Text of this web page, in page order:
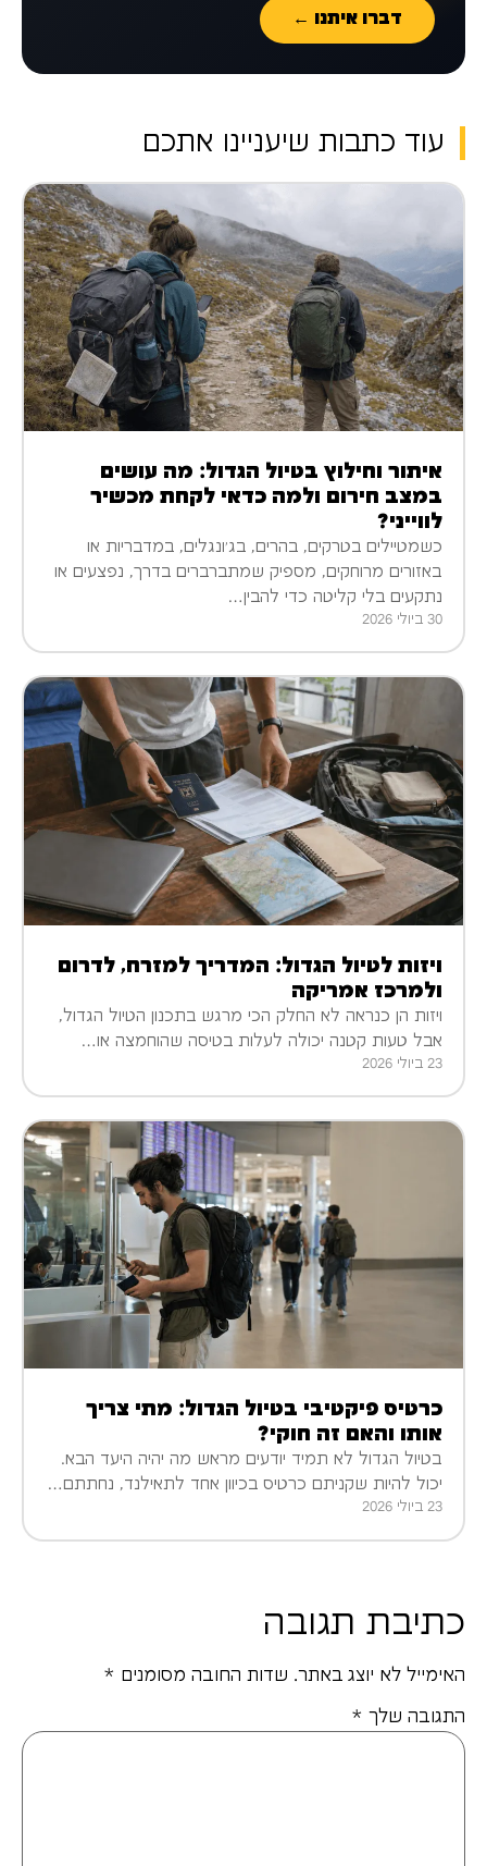
דברו איתנו ←
עוד כתבות שיעניינו אתכם
איתור וחילוץ בטיול הגדול: מה עושים
במצב חירום ולמה כדאי לקחת מכשיר
לווייני?
כשמטיילים בטרקים, בהרים, בג׳ונגלים, במדבריות או
באזורים מרוחקים, מספיק שמתברברים בדרך, נפצעים או
נתקעים בלי קליטה כדי להבין…
30 ביולי 2026
ויזות לטיול הגדול: המדריך למזרח, לדרום
ולמרכז אמריקה
ויזות הן כנראה לא החלק הכי מרגש בתכנון הטיול הגדול,
אבל טעות קטנה יכולה לעלות בטיסה שהוחמצה או…
23 ביולי 2026
כרטיס פיקטיבי בטיול הגדול: מתי צריך
אותו והאם זה חוקי?
בטיול הגדול לא תמיד יודעים מראש מה יהיה היעד הבא.
יכול להיות שקניתם כרטיס בכיוון אחד לתאילנד, נחתתם…
23 ביולי 2026
כתיבת תגובה
האימייל לא יוצג באתר. שדות החובה מסומנים *
התגובה שלך *